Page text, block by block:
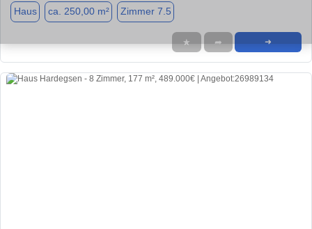
Haus ca. 250,00 m² Zimmer 7.5
★ ➦ ➜